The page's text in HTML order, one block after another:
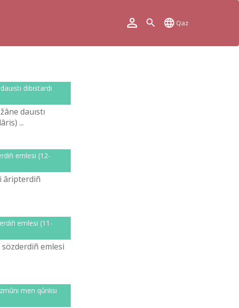
Qaz
dıbıstardı
dauıstı
...
emlesі (12-
emlesі (11-
emlesі
men qûrılısı